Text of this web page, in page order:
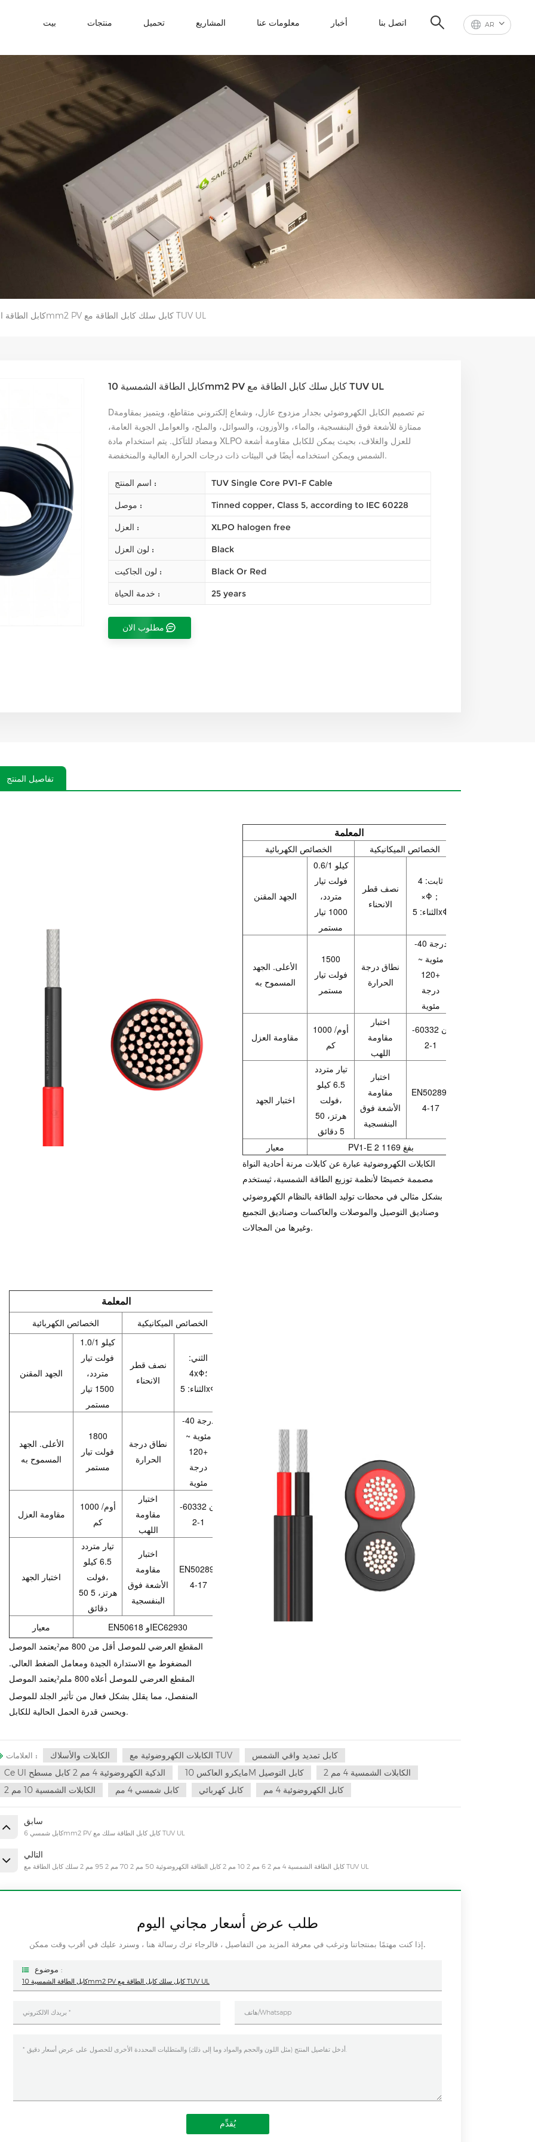
AR بيت منتجات تحميل المشاريع معلومات عنا أخبار اتصل بنا
كابل الطاقة الشمسية 10mm2 PV كابل سلك كابل الطاقة مع TUV UL
كابل الطاقة الشمسية 10mm2 PV كابل سلك كابل الطاقة مع TUV UL
Dتم تصميم الكابل الكهروضوئي بجدار مزدوج عازل، وشعاع إلكتروني متقاطع، ويتميز بمقاومة
ممتازة للأشعة فوق البنفسجية، والماء، والأوزون، والسوائل، والملح، والعوامل الجوية العامة،
ومضاد للتآكل. يتم استخدام مادة XLPO للعزل والغلاف، بحيث يمكن للكابل مقاومة أشعة
الشمس ويمكن استخدامه أيضًا في البيئات ذات درجات الحرارة العالية والمنخفضة.
اسم المنتج : TUV Single Core PV1-F Cable
موصل : Tinned copper, Class 5, according to IEC 60228
العزل : XLPO halogen free
لون العزل : Black
لون الجاكيت : Black Or Red
خدمة الحياة : 25 years
مطلوب الان
تفاصيل المنتج
المعلمة
الخصائص الكهربائية الخصائص الميكانيكية
الجهد المقنن
0.6/1 كيلو
فولت تيار
متردد،
1000 تيار
مستمر
نصف قطر
الانحناء
ثابت: 4
×Φ；
الثناء: 5xΦ
الأعلى. الجهد
المسموح به
1500
فولت تيار
مستمر
نطاق درجة
الحرارة
-40 درجة
مئوية ~
+120
درجة
مئوية
مقاومة العزل
1000 أوم/
كم
اختبار
مقاومة
اللهب
إن 60332-
1-2
اختبار الجهد
تيار متردد
6.5 كيلو
فولت،
50 هرتز،
5 دقائق
اختبار
مقاومة
الأشعة فوق
البنفسجية
EN50289-
4-17
معيار
PV1-E 2 بفغ 1169
الكابلات الكهروضوئية عبارة عن كابلات مرنة أحادية النواة
مصممة خصيصًا لأنظمة توزيع الطاقة الشمسية، ثيستخدم
بشكل مثالي في محطات توليد الطاقة بالنظام الكهروضوئي
وصناديق التوصيل والموصلات والعاكسات وصناديق التجميع
وغيرها من المجالات.
المعلمة
الخصائص الكهربائية الخصائص الميكانيكية
الجهد المقنن
1.0/1 كيلو
فولت تيار
متردد،
1500 تيار
مستمر
نصف قطر
الانحناء
الثني:
4xΦ؛
الثناء: 5xΦ
الأعلى. الجهد
المسموح به
1800
فولت تيار
مستمر
نطاق درجة
الحرارة
-40 درجة
مئوية ~
+120
درجة
مئوية
مقاومة العزل
1000 أوم/
كم
اختبار
مقاومة
اللهب
إن 60332-
1-2
اختبار الجهد
تيار متردد
6.5 كيلو
فولت،
50 هرتز، 5
دقائق
اختبار
مقاومة
الأشعة فوق
البنفسجية
EN50289-
4-17
معيار
EN50618 وIEC62930
المقطع العرضي للموصل أقل من 800 مم
²يعتمد الموصل
المضغوط مع الاستدارة الجيدة ومعامل الضغط العالي.
المقطع العرضي للموصل أعلاه 800 ملم ²يعتمد الموصل
المنفصل، مما يقلل بشكل فعال من تأثير الجلد للموصل
ويحسن قدرة الحمل الحالية للكابل.
العلامات : الكابلات والأسلاك الكابلات الكهروضوئية مع TUV
كابل تمديد واقي الشمس
Ce Ul الذكية الكهروضوئية 4 مم 2 كابل مسطح
مايكرو العاكس 10M كابل التوصيل
الكابلات الشمسية 4 مم 2
الكابلات الشمسية 10 مم 2
كابل شمسي 4 مم كابل كهربائي كابل الكهروضوئية 4 مم
سابق
كابل شمسي 6mm2 PV كابل كابل الطاقة سلك مع TUV UL
التالي
كابل الطاقة الشمسية 4 مم 2 6 مم 2 10 مم 2 كابل الطاقة الكهروضوئية 50 مم 2 70 مم 2 95 مم 2 سلك كابل الطاقة مع TUV UL
طلب عرض أسعار مجاني اليوم
إذا كنت مهتمًا بمنتجاتنا وترغب في معرفة المزيد من التفاصيل ، فالرجاء ترك رسالة هنا ، وسنرد عليك في أقرب وقت ممكن.
موضوع :
كابل الطاقة الشمسية 10mm2 PV كابل سلك كابل الطاقة مع TUV UL
يُقدِّم